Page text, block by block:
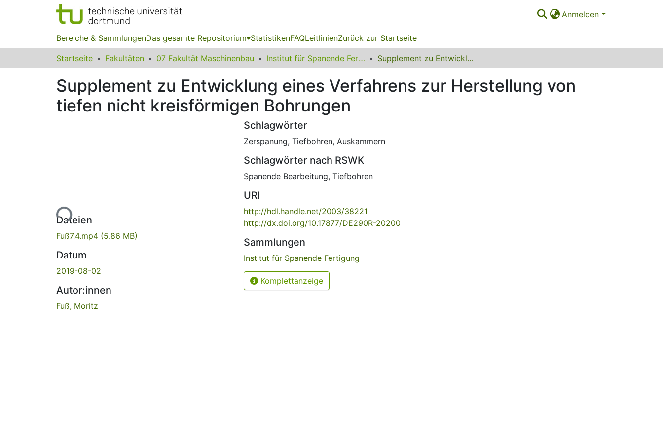
Anmelden
Bereiche & SammlungenDas gesamte Repositorium StatistikenFAQLeitlinienZurück zur Startseite
Startseite Fakultäten 07 Fakultät Maschinenbau Institut für Spanende Fertigung Supplement zu Entwicklung eines Verfahrens zur Herstellung von tiefen nicht kreisförmigen Bohrungen
Supplement zu Entwicklung eines Verfahrens zur Herstellung von
tiefen nicht kreisförmigen Bohrungen
Lade...
Dateien
Fuß7.4.mp4 (5.86 MB)
Datum
2019-08-02
Autor:innen
Fuß, Moritz
Schlagwörter
Zerspanung, Tiefbohren, Auskammern
Schlagwörter nach RSWK
Spanende Bearbeitung, Tiefbohren
URI
http://hdl.handle.net/2003/38221
http://dx.doi.org/10.17877/DE290R-20200
Sammlungen
Institut für Spanende Fertigung
Komplettanzeige